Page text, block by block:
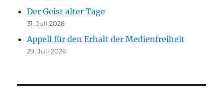
Der Geist alter Tage
31. Juli 2026
Appell für den Erhalt der Medienfreiheit
29. Juli 2026